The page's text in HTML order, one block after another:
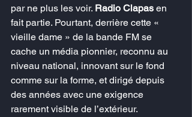
par ne plus les voir. Radio Clapas en
fait partie. Pourtant, derrière cette «
vieille dame » de la bande FM se
cache un média pionnier, reconnu au
niveau national, innovant sur le fond
comme sur la forme, et dirigé depuis
des années avec une exigence
rarement visible de l’extérieur.